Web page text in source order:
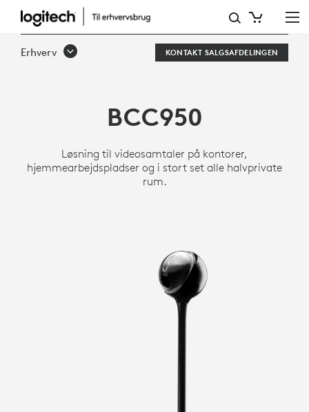
LOGITECH
BCC950
WEBKAMERA
OG
Erhverv KONTAKT SALGSAFDELINGEN
BCC950
Løsning til videosamtaler på kontorer,
hjemmearbejdspladser og i stort set alle halvprivate
rum.